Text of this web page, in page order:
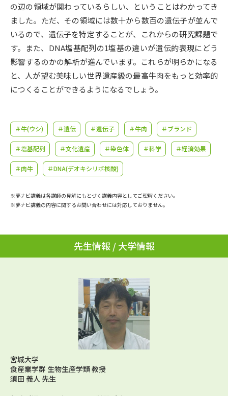
併願校選び 受験スケジュールを立てよう
先輩が入学を決めた理由 テレメール全国一斉進学調査
新生活お役立ちガイド
大学で学びたい学問発見
学問のミニ講義「夢ナビ講義」
学問の教科書 夢ナビライブ
受付内容・発送状況の確認
個人情報取扱規定
テレメール進学カタログ
訂正のご案内
の辺の領域が関わっているらしい、ということはわかってき
ました。ただ、その領域には数十から数百の遺伝子が並んで
いるので、遺伝子を特定することが、これからの研究課題で
す。また、DNA塩基配列の1塩基の違いが遺伝的表現にどう
影響するのかの解析が進んでいます。これらが明らかになる
と、人が望む美味しい世界遺産級の最高牛肉をもっと効率的
につくることができるようになるでしょう。
＃牛(ウシ) ＃遺伝 ＃遺伝子 ＃牛肉 ＃ブランド
＃塩基配列 ＃文化遺産 ＃染色体 ＃科学 ＃経済効果
＃肉牛 ＃DNA(デオキシリボ核酸)
※夢ナビ講義は各講師の見解にもとづく講義内容としてご理解ください。
※夢ナビ講義の内容に関するお問い合わせには対応しておりません。
先生情報 / 大学情報
宮城大学
食産業学群 生物生産学類 教授
須田 義人 先生